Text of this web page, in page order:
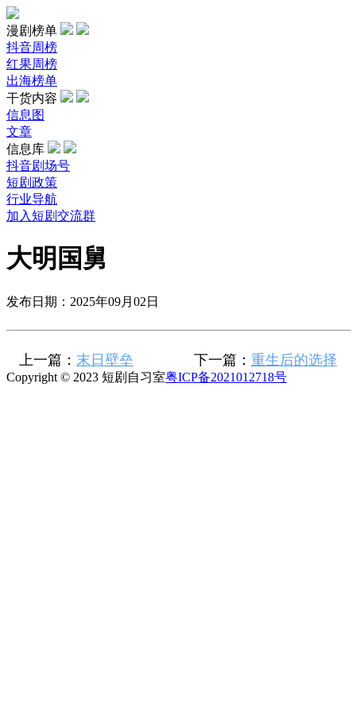
漫剧榜单
抖音周榜
红果周榜
出海榜单
干货内容
信息图
文章
信息库
抖音剧场号
短剧政策
行业导航
加入短剧交流群
大明国舅
发布日期：2025年09月02日
上一篇： 末日壁垒 下一篇： 重生后的选择
Copyright © 2023 短剧自习室粤ICP备2021012718号